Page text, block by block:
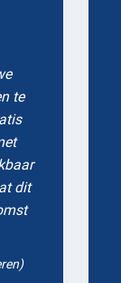
te
dit